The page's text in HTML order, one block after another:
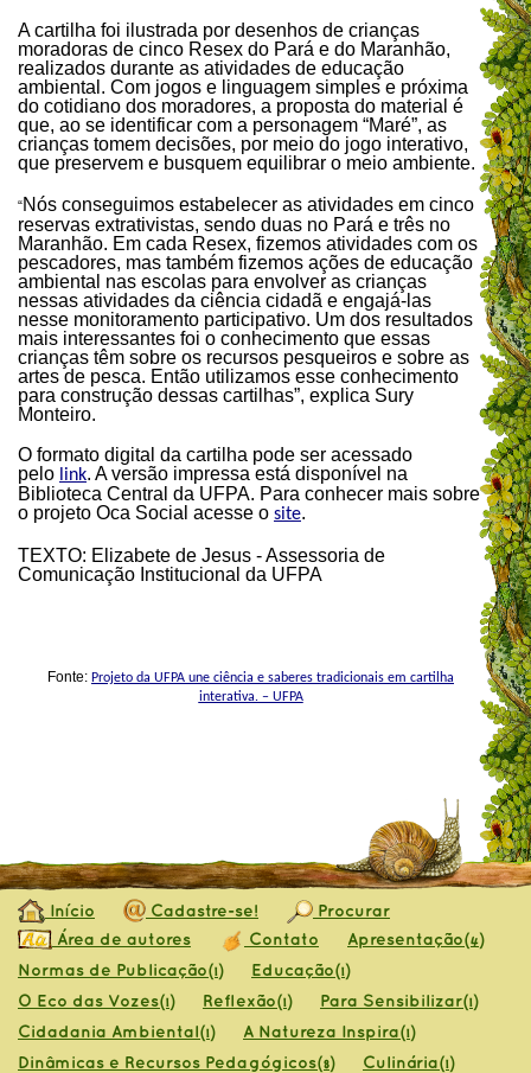
A cartilha foi ilustrada por desenhos de crianças
moradoras de cinco Resex do Pará e do Maranhão,
realizados durante as atividades de educação
ambiental. Com jogos e linguagem simples e próxima
do cotidiano dos moradores, a proposta do material é
que, ao se identificar com a personagem “Maré”, as
crianças tomem decisões, por meio do jogo interativo,
que preservem e busquem equilibrar o meio ambiente.
“Nós conseguimos estabelecer as atividades em cinco
reservas extrativistas, sendo duas no Pará e três no
Maranhão. Em cada Resex, fizemos atividades com os
pescadores, mas também fizemos ações de educação
ambiental nas escolas para envolver as crianças
nessas atividades da ciência cidadã e engajá-las
nesse monitoramento participativo. Um dos resultados
mais interessantes foi o conhecimento que essas
crianças têm sobre os recursos pesqueiros e sobre as
artes de pesca. Então utilizamos esse conhecimento
para construção dessas cartilhas”, explica Sury
Monteiro.
O formato digital da cartilha pode ser acessado
pelo link. A versão impressa está disponível na
Biblioteca Central da UFPA. Para conhecer mais sobre
o projeto Oca Social acesse o site.
TEXTO: Elizabete de Jesus - Assessoria de
Comunicação Institucional da UFPA
Fonte: Projeto da UFPA une ciência e saberes tradicionais em cartilha
interativa. – UFPA
Início Cadastre-se!
Procurar
Área de autores
Contato Apresentação(4)
Normas de Publicação(1) Educação(1)
O Eco das Vozes(1) Reflexão(1) Para Sensibilizar(1)
Cidadania Ambiental(1) A Natureza Inspira(1)
Dinâmicas e Recursos Pedagógicos(8) Culinária(1)